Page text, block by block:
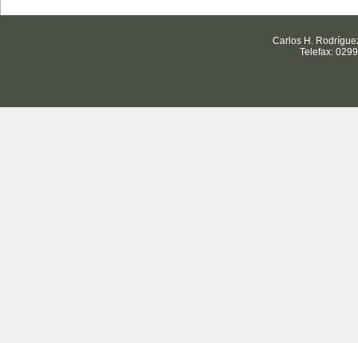
Carlos H.
Telefax: